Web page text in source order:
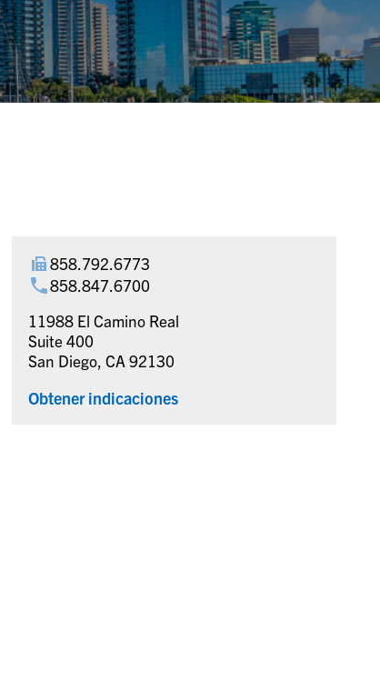
858.792.6773
858.847.6700
11988 El Camino Real
Suite 400
San Diego, CA 92130
Obtener indicaciones